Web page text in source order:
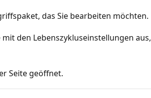
das Sie bearbeiten möchten.
den Lebenszykluseinstellungen aus,
Seite geöffnet.